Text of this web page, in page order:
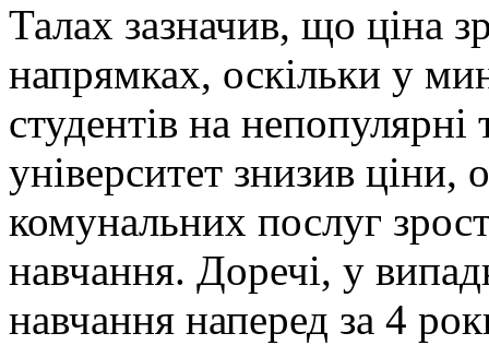
Талах зазначив, що ціна
напрямках, оскільки у
студентів на непопулярні
університет знизив ціни,
комунальних послуг
навчання. Доречі, у
навчання наперед за 4